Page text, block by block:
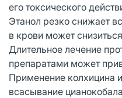
его токсического
Этанол резко снижает
в крови может
Длительное лечение
препаратами может
Применение колхицина
всасывание